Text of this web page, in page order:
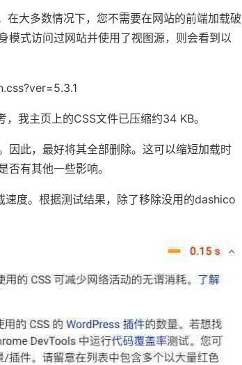
大多数情况下，您不需要在网站的前端加载破
模式访问过网站并使用了视图源，则会看到以
我主页上的CSS文件已压缩约34 KB。
因此，最好将其全部删除。这可以缩短加载时
有其他一些影响。
速度。根据测试结果，除了移除没用的dashico